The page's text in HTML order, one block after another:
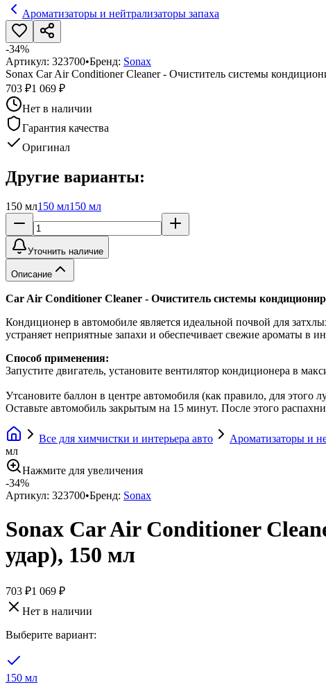
Ароматизаторы и нейтрализаторы запаха
-34%
Артикул: 323700•Бренд: Sonax
Sonax Car Air Conditioner Cleaner - Очиститель системы
703 ₽1 069 ₽
Нет в наличии
Гарантия качества
Оригинал
Другие варианты:
150 мл150 мл150 мл
Уточнить наличие
Описание
Car Air Conditioner Cleaner - Очиститель системы
Кондиционер в автомобиле является идеальной почвой для
устраняет неприятные запахи и обеспечивает свежие ароматы в
Способ применения:
Запустите двигатель, установите вентилятор кондиционера в
Утсановите баллон в центре автомобиля (как правило, для
Оставьте автомобиль закрытым на 15 минут. После этого
Все для химчистки и интерьера авто Ароматизаторы и
мл
Нажмите для увеличения
-34%
Артикул: 323700•Бренд: Sonax
Sonax Car Air Conditioner
удар), 150 мл
703 ₽1 069 ₽
Нет в наличии
Выберите вариант:
150 мл